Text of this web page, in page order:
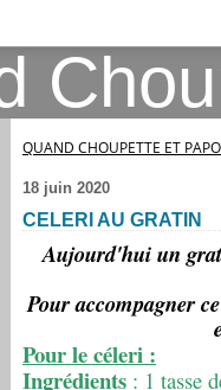
QUAND CHOUPETTE ET
18 juin 2020
CELERI AU GRATIN
Aujourd'hui un
Pour accompagner
Pour le céleri :
Ingrédients : 1 tasse